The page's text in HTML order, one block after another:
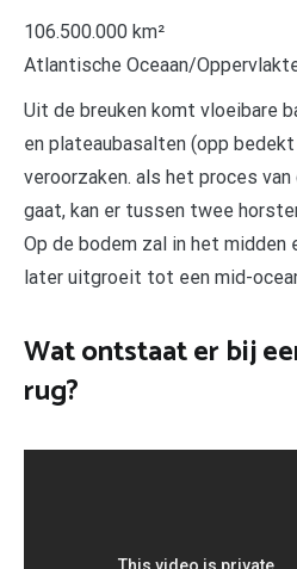
106.500.000 km²
Atlantische Oceaan/
Uit de breuken komt vloeibare
en plateaubasalten (opp
veroorzaken. als het proces
gaat, kan er tussen twee
Op de bodem zal in het midden
later uitgroeit tot een mid-
Wat ontstaat er bij
rug?